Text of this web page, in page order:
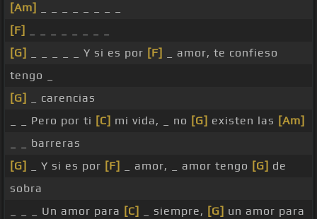
[Am]
[F]
[G]
_ _ _ _ _ Y si es por [F]
_ amor, te confieso
tengo _
[G]
_ carencias
_ _ Pero por ti [C] mi vida, _ no [G] existen las [Am]
_ _ barreras
[G]
_ Y si es por [F] _ amor, _ amor tengo [G] de
sobra
_ _ _ Un amor para [C] _ siempre, [G] un amor para